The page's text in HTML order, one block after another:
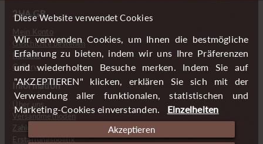
2HA.GR
Mein Konto
Geschichte bestellen
Kontakt
Gallery
Information
Über uns
Versandmethoden
Zahlungsmöglichkeiten
Erstattungspolitik
Diese Website verwendet Cookies
Wir verwenden Cookies, um Ihnen die bestmögliche
Erfahrung zu bieten, indem wir uns Ihre Präferenzen
und wiederholten Besuche merken. Indem Sie auf
"AKZEPTIEREN" klicken, erklären Sie sich mit der
Verwendung aller funktionalen, statistischen und
Marketing-Cookies einverstanden.
Einzelheiten
Akzeptieren